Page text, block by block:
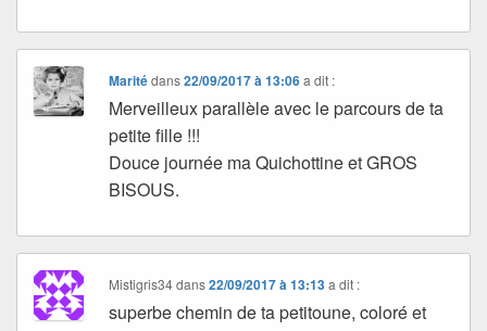
Maritédans22/09/2017 à 13:06 a dit :
Merveilleux parallèle avec le parcours de ta
petite fille !!!
Douce journée ma Quichottine et GROS
BISOUS.
Mistigris34dans22/09/2017 à 13:13 a dit :
superbe chemin de ta petitoune, coloré et